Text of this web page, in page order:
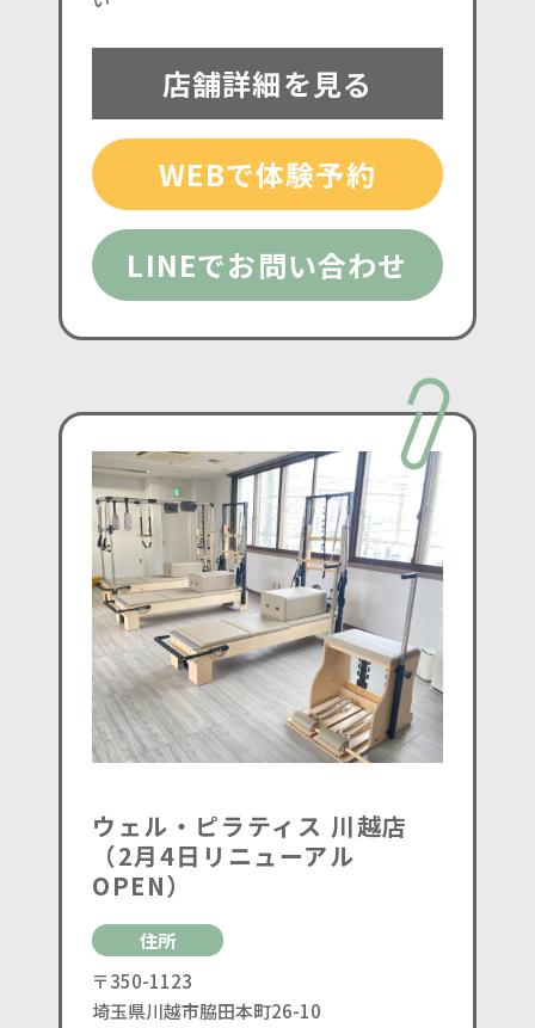
店舗詳細を見る
WEBで体験予約
LINEでお問い合わせ
ウェル・ピラティス 川越店
（2月4日リニューアル
OPEN）
住所
〒350-1123
埼玉県川越市脇田本町26-10